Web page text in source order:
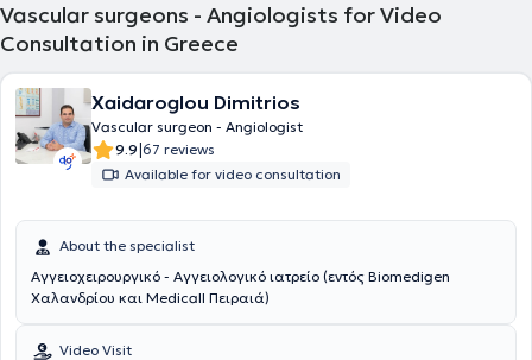
Vascular surgeons - Angiologists for Video
Consultation in Greece
Xaidaroglou Dimitrios
Vascular surgeon - Angiologist
9.9|67 reviews
Available for video consultation
About the specialist
Αγγειοχειρουργικό - Αγγειολογικό ιατρείο (εντός Biomedigen
Χαλανδρίου και Medicall Πειραιά)
Video Visit